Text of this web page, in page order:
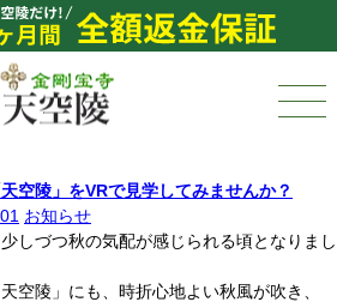
空陵」をVRで見学してみませんか？
お知らせ
しづつ秋の気配が感じられる頃となりまし
空陵」にも、時折心地よい秋風が吹き、